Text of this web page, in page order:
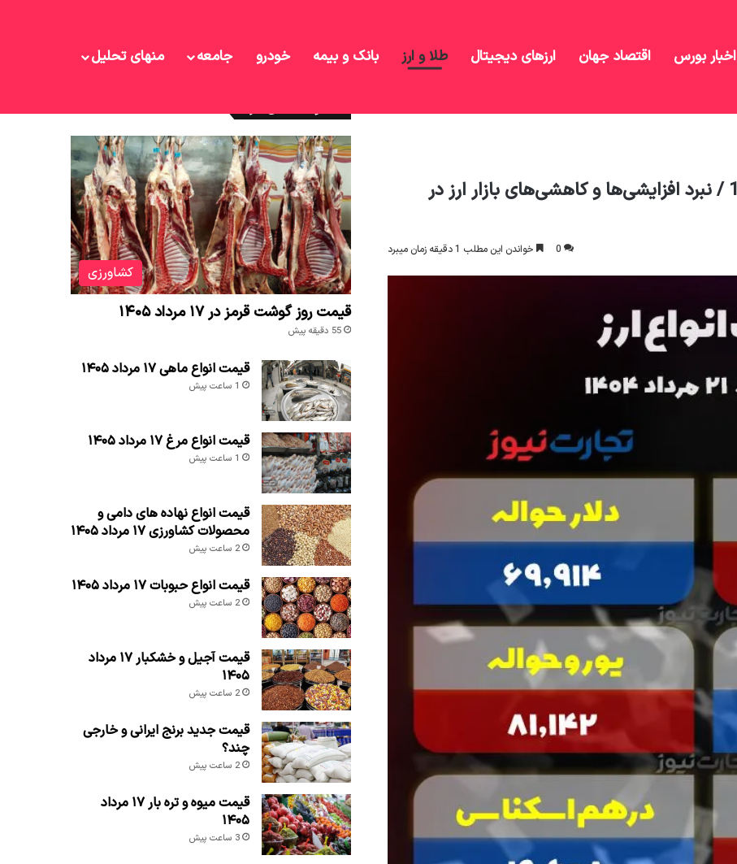
اخبار بورس اقتصاد جهان ارزهای دیجیتال طلا و ارز بانک و بیمه خودرو جامعه منهای تحلیل
قیمت دلار امروز سه شنبه 21 مرداد 1404 / نبرد افزایشی‌ها و کاهشی‌های بازار ارز در
0 خواندن این مطلب 1 دقیقه زمان میبرد
کشاورزی
قیمت روز گوشت قرمز در ۱۷ مرداد ۱۴۰۵
55 دقیقه پیش
قیمت انواع ماهی ۱۷ مرداد ۱۴۰۵
1 ساعت پیش
قیمت انواع مرغ ۱۷ مرداد ۱۴۰۵
1 ساعت پیش
قیمت انواع نهاده های دامی و
محصولات کشاورزی ۱۷ مرداد ۱۴۰۵
2 ساعت پیش
قیمت انواع حبوبات ۱۷ مرداد ۱۴۰۵
2 ساعت پیش
قیمت آجیل و خشکبار ۱۷ مرداد
۱۴۰۵
2 ساعت پیش
قیمت جدید برنج ایرانی و خارجی
چند؟
2 ساعت پیش
قیمت میوه و تره بار ۱۷ مرداد
۱۴۰۵
3 ساعت پیش